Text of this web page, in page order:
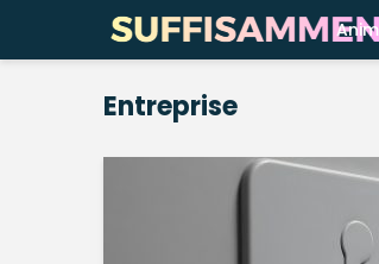
Entreprise